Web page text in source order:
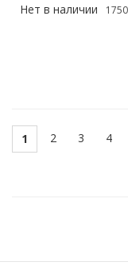
Нет в наличии
1 2 3 4